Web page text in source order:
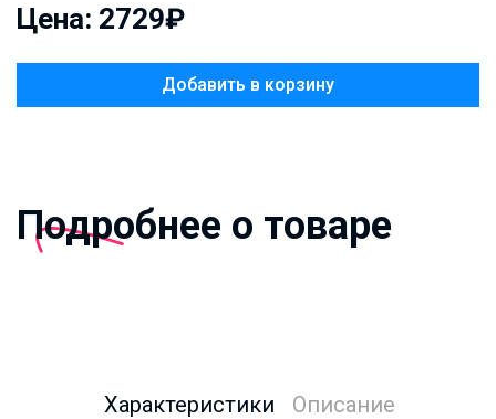
Цена: 2729₽
Добавить в корзину
Подробнее о товаре
Характеристики
Описание